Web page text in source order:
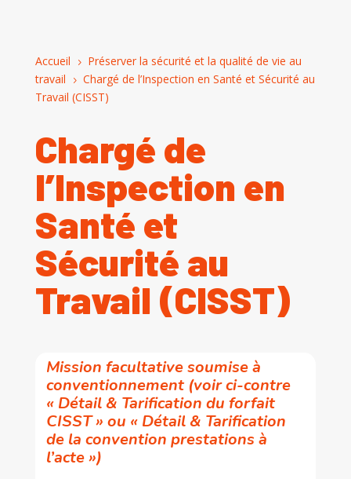
Accueil 5
Préserver la sécurité et la qualité de vie au
travail
5 Chargé de l’Inspection en Santé et Sécurité au
Travail (CISST)
Chargé de
l’Inspection en
Santé et
Sécurité au
Travail (CISST)
Mission facultative soumise à
conventionnement (voir ci-contre
« Détail & Tarification du forfait
CISST » ou « Détail & Tarification
de la convention prestations à
l’acte »)